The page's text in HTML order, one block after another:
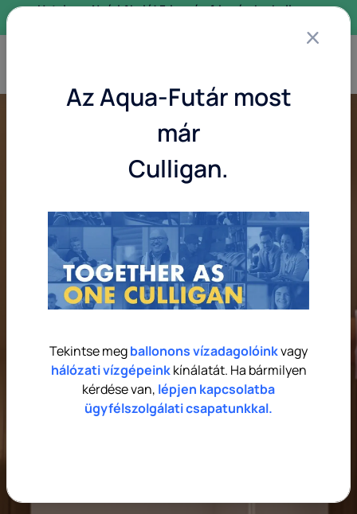
Hatalmas Nyári Akció! Friss víz, friss árak – ballonos
×
Vízadagolók
otthonra és cégek
számára
Célunk, hogy világszerte mindenki számára elérhetővé
tegyük a legtisztább ivóvizet.
nap frissítő, kristálytiszta vizünket.
Tekintse meg termékeinket!
Az Aqua-Futár most
már
Culligan.
Tekintse megballonons vízadagolóinkvagy
hálózati vízgépeinkkínálatát. Ha bármilyen
kérdése van, lépjen kapcsolatba
ügyfélszolgálati csapatunkkal.